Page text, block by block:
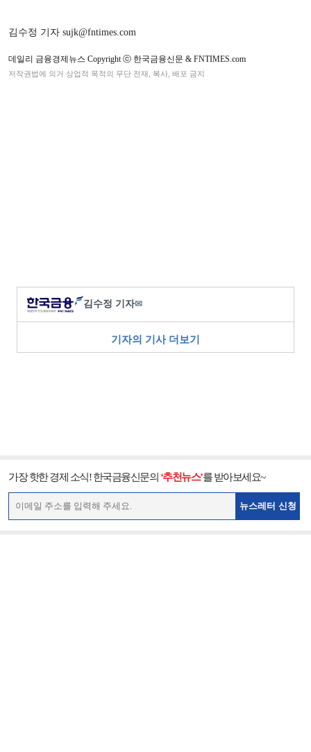
김수정 기자 sujk@fntimes.com
데일리 금융경제뉴스 Copyright ⓒ 한국금융신문 & FNTIMES.com
저작권법에 의거 상업적 목적의 무단 전재, 복사, 배포 금지
김수정 기자✉
기자의 기사 더보기
가장 핫한 경제 소식! 한국금융신문의 ‘추천뉴스’를 받아보세요~
뉴스레터 신청